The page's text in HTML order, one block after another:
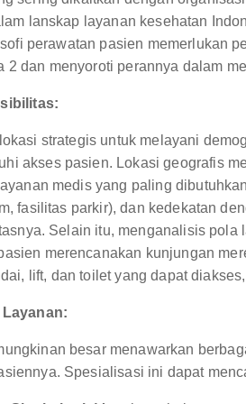
lanskap layanan kesehatan
perawatan pasien memerlukan
2 dan menyoroti perannya dalam
strategis untuk melayani
akses pasien. Lokasi geografis
medis yang paling
fasilitas parkir), dan kedekatan
Selain itu, menganalisis
merencanakan kunjungan
lift, dan toilet yang dapat
besar menawarkan
Spesialisasi ini dapat